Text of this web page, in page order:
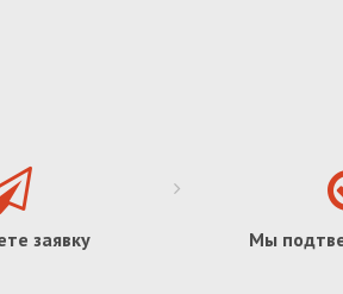
заявку Мы